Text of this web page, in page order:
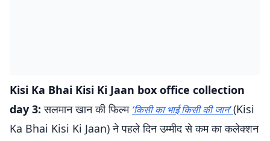
Kisi Ka Bhai Kisi Ki Jaan box office collection
day 3: सलमान खान की फिल्म ‘किसी का भाई किसी की जान’(Kisi
Ka Bhai Kisi Ki Jaan) ने पहले दिन उम्मीद से कम का कलेक्शन